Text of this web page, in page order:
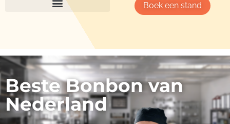
Boek een stand
Beste Bonbon van
Nederland